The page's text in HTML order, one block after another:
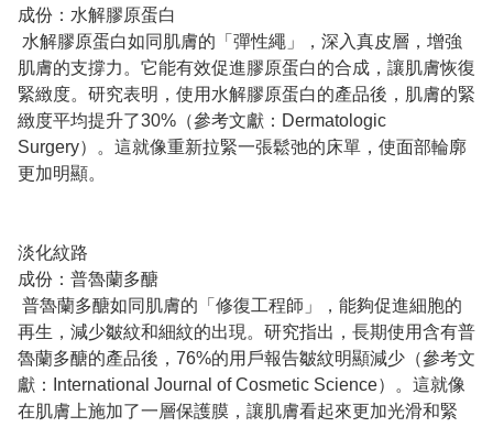
成份：水解膠原蛋白
水解膠原蛋白如同肌膚的「彈性繩」，深入真皮層，增強
肌膚的支撐力。它能有效促進膠原蛋白的合成，讓肌膚恢復
緊緻度。研究表明，使用水解膠原蛋白的產品後，肌膚的緊
緻度平均提升了30%（參考文獻：Dermatologic
Surgery）。這就像重新拉緊一張鬆弛的床單，使面部輪廓
更加明顯。
淡化紋路
成份：普魯蘭多醣
普魯蘭多醣如同肌膚的「修復工程師」，能夠促進細胞的
再生，減少皺紋和細紋的出現。研究指出，長期使用含有普
魯蘭多醣的產品後，76%的用戶報告皺紋明顯減少（參考文
獻：International Journal of Cosmetic Science）。這就像
在肌膚上施加了一層保護膜，讓肌膚看起來更加光滑和緊